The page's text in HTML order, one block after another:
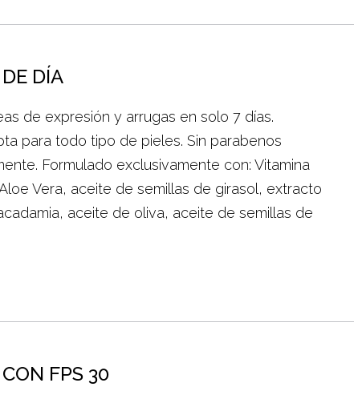
DÍA
de expresión y arrugas en solo 7 días.
para todo tipo de pieles. Sin parabenos
Formulado exclusivamente con: Vitamina
Vera, aceite de semillas de girasol, extracto
aceite de oliva, aceite de semillas de
FPS 30